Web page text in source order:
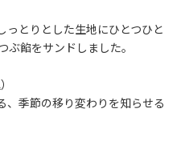
っとりとした生地にひとつひと
餡をサンドしました。
、季節の移り変わりを知らせる